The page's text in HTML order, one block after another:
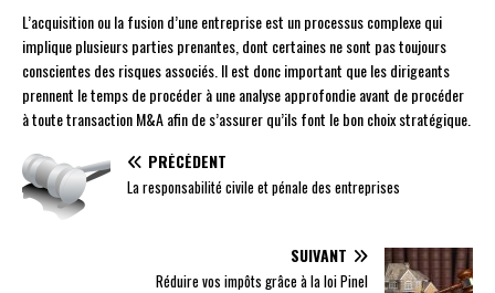
L’acquisition ou la fusion d’une entreprise est un processus complexe qui
implique plusieurs parties prenantes, dont certaines ne sont pas toujours
conscientes des risques associés. Il est donc important que les dirigeants
prennent le temps de procéder à une analyse approfondie avant de procéder
à toute transaction M&A afin de s’assurer qu’ils font le bon choix stratégique.
PRÉCÉDENT
La responsabilité civile et pénale des entreprises
SUIVANT
Réduire vos impôts grâce à la loi Pinel